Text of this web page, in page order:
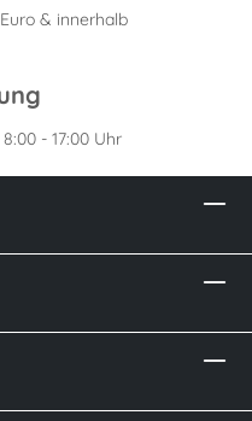
& innerhalb
- 17:00 Uhr